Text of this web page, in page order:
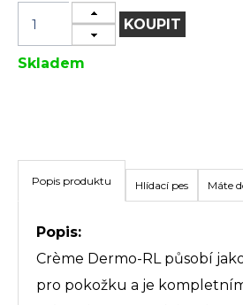
KOUPIT
Skladem
Popis produktu Hlídací pes Máte
Popis:
Crème Dermo-RL působí
pro pokožku a je